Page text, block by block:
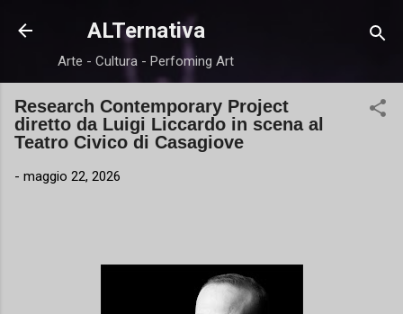
Passa ai contenuti principali
ALTernativa
Arte - Cultura - Perfoming Art
Research Contemporary Project
diretto da Luigi Liccardo in scena al
Teatro Civico di Casagiove
- maggio 22, 2026